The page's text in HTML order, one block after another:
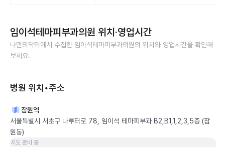
임이석테마피부과의원 위치·영업시간
나만의닥터에서 수집한 임이석테마피부과의원의 위치와 영업시간을 확인해
보세요.
병원 위치•주소
잠원역
서울특별시 서초구 나루터로 78, 임이석 테마피부과 B2,B1,1,2,3,5층 (잠
원동)
지도 준비 중